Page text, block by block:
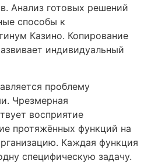
Анализ готовых решений
способы к
Казино. Копирование
индивидуальный
проблему
Чрезмерная
восприятие
протяжённых функций на
Каждая функция
специфическую задачу.